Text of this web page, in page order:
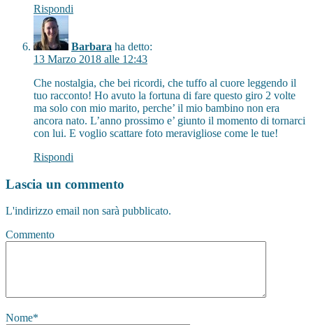
Rispondi
Barbara ha detto:
13 Marzo 2018 alle 12:43
Che nostalgia, che bei ricordi, che tuffo al cuore leggendo il
tuo racconto! Ho avuto la fortuna di fare questo giro 2 volte
ma solo con mio marito, perche’ il mio bambino non era
ancora nato. L’anno prossimo e’ giunto il momento di tornarci
con lui. E voglio scattare foto meravigliose come le tue!
Rispondi
Lascia un commento
L'indirizzo email non sarà pubblicato.
Commento
Nome*